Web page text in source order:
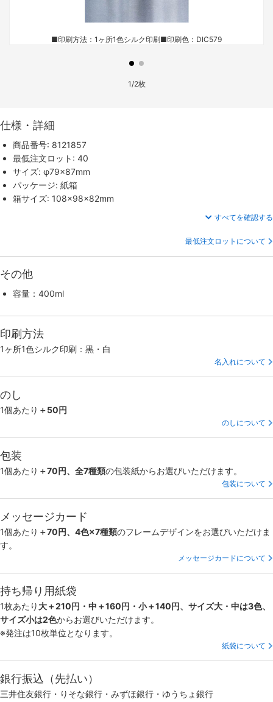
■印刷方法：1ヶ所1色シルク印刷■印刷色：DIC579
1/2枚
仕様・詳細
商品番号: 8121857
最低注文ロット: 40
サイズ: φ79×87mm
パッケージ: 紙箱
箱サイズ: 108×98×82mm
すべてを確認する
最低注文ロットについて
その他
容量：400ml
印刷方法
1ヶ所1色シルク印刷：黒・白
名入れについて
のし
1個あたり ＋50円
のしについて
包装
1個あたり ＋70円、全7種類の包装紙からお選びいただけます。
包装について
メッセージカード
1個あたり ＋70円、4色×7種類のフレームデザインをお選びいただけま
す。
メッセージカードについて
持ち帰り用紙袋
1枚あたり 大＋210円・中＋160円・小＋140円、サイズ大・中は3色、
サイズ小は2色からお選びいただけます。
※発注は10枚単位となります。
紙袋について
銀行振込（先払い）
三井住友銀行・りそな銀行・みずほ銀行・ゆうちょ銀行